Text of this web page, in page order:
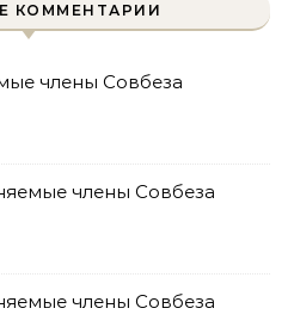
КОММЕНТАРИИ
члены Совбеза
члены Совбеза
члены Совбеза